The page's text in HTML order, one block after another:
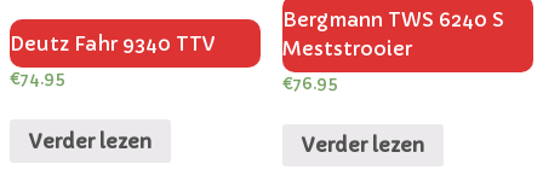
Deutz Fahr 9340 TTV
€74.95
Verder lezen
Bergmann TWS 6240 S
Meststrooier
€76.95
Verder lezen